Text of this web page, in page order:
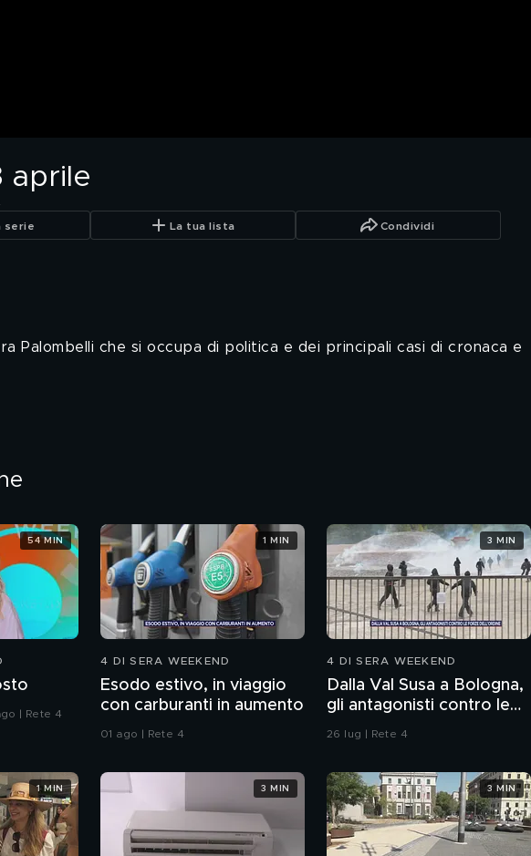
aprile
serie La tua lista Condividi
Palombelli che si occupa di politica e dei principali casi di cronaca e
| Rete 4
54 MIN
4 DI SERA WEEKEND
Esodo estivo, in viaggio
con carburanti in aumento
01 ago | Rete 4
1 MIN
4 DI SERA WEEKEND
Dalla Val Susa a Bologna,
gli antagonisti contro le
forze dell'ordine
26 lug | Rete 4
3 MIN
1 MIN 3 MIN 3 MIN